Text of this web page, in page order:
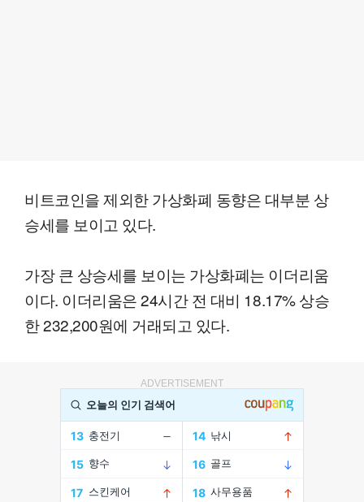
비트코인을 제외한 가상화폐 동향은 대부분 상
승세를 보이고 있다.
가장 큰 상승세를 보이는 가상화폐는 이더리움
이다. 이더리움은 24시간 전 대비 18.17% 상승
한 232,200원에 거래되고 있다.
ADVERTISEMENT